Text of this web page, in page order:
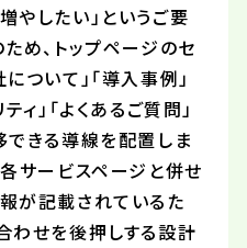
やしたい」というご要
め、トップページのセ
ついて」「導入事例」
ィ」「よくあるご質問」
できる導線を配置しま
各サービスページと併せ
が記載されているた
わせを後押しする設計